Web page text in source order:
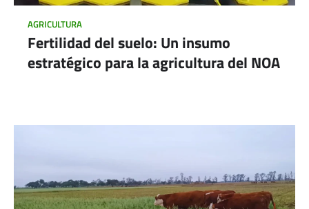
AGRICULTURA
Fertilidad del suelo: Un insumo
estratégico para la agricultura del NOA